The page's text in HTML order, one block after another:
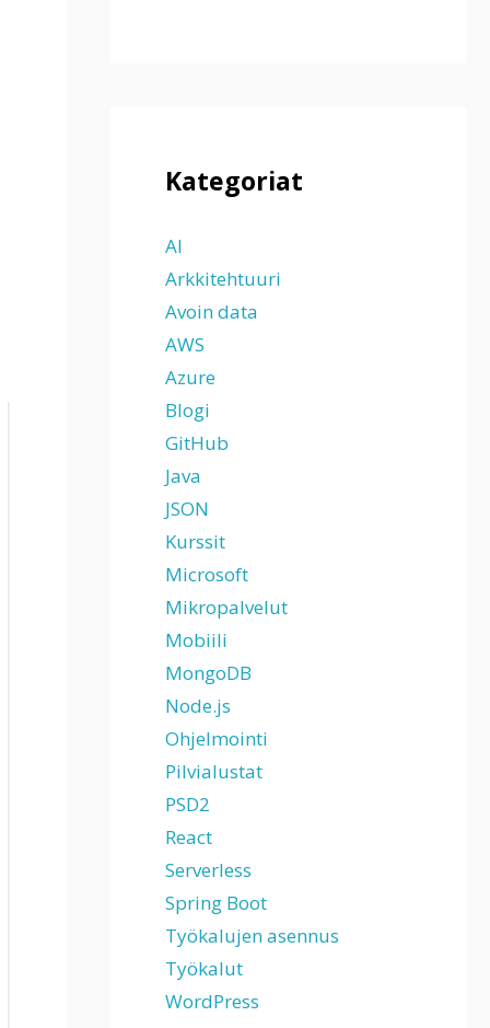
Kategoriat
AI
Arkkitehtuuri
Avoin data
AWS
Azure
Blogi
GitHub
Java
JSON
Kurssit
Microsoft
Mikropalvelut
Mobiili
MongoDB
Node.js
Ohjelmointi
Pilvialustat
PSD2
React
Serverless
Spring Boot
Työkalujen asennus
Työkalut
WordPress